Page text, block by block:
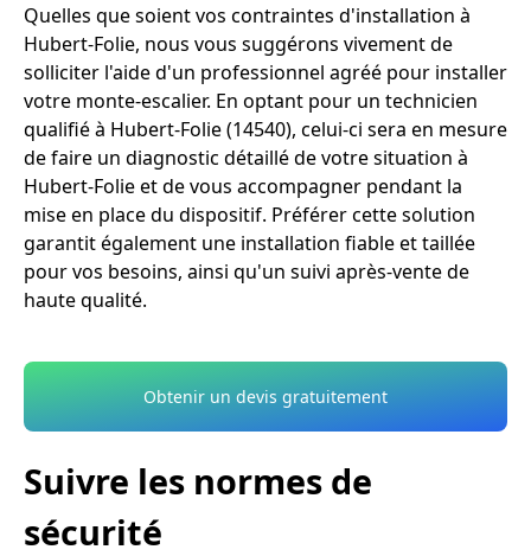
Quelles que soient vos contraintes d'installation à
Hubert-Folie, nous vous suggérons vivement de
solliciter l'aide d'un professionnel agréé pour installer
votre monte-escalier. En optant pour un technicien
qualifié à Hubert-Folie (14540), celui-ci sera en mesure
de faire un diagnostic détaillé de votre situation à
Hubert-Folie et de vous accompagner pendant la
mise en place du dispositif. Préférer cette solution
garantit également une installation fiable et taillée
pour vos besoins, ainsi qu'un suivi après-vente de
haute qualité.
Obtenir un devis gratuitement
Suivre les normes de
sécurité